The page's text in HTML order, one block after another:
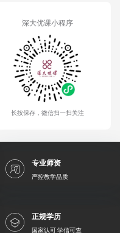
深大优课小程序
长按保存，微信扫一扫关注
专业师资
严控教学品质
正规学历
国家认可 学信可查